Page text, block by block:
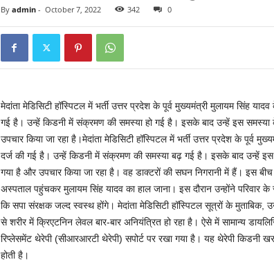
By admin- October 7, 2022 342 0
मेदांता मेडिसिटी हॉस्पिटल में भर्ती उत्तर प्रदेश के पूर्व मुख्यमंत्री मुलायम सिंह
गई है। उन्हें किडनी में संक्रमण की समस्या हो गई है। इसके बाद उन्हें इस
उपचार किया जा रहा है।मेदांता मेडिसिटी हॉस्पिटल में भर्ती उत्तर प्रदेश के पूर्व
दर्ज की गई है। उन्हें किडनी में संक्रमण की समस्या बढ़ गई है। इसके बाद उन्हें
गया है और उपचार किया जा रहा है। वह डाक्टरों की सघन निगरानी में हैं। इस
अस्पताल पहुंचकर मुलायम सिंह यादव का हाल जाना। इस दौरान उन्होंने परिवार
कि सपा संरक्षक जल्द स्वस्थ होंगे। मेदांता मेडिसिटी हॉस्पिटल सूत्रों के
से शरीर में क्रिएटनिन लेवल बार-बार अनियंत्रित हो रहा है। ऐसे में सामान्य
रिप्लेसमेंट थेरेपी (सीआरआरटी थेरेपी) सपोर्ट पर रखा गया है। यह थेरेपी किडनी
होती है।